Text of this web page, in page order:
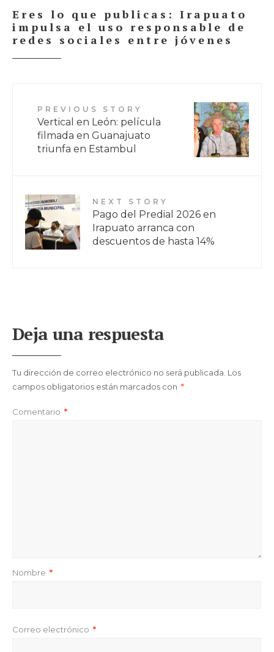
Eres lo que publicas: Irapuato
impulsa el uso responsable de
redes sociales entre jóvenes
PREVIOUS STORY
Vertical en León: película
filmada en Guanajuato
triunfa en Estambul
NEXT STORY
Pago del Predial 2026 en
Irapuato arranca con
descuentos de hasta 14%
Deja una respuesta
Tu dirección de correo electrónico no será publicada. Los
campos obligatorios están marcados con *
Comentario *
Nombre *
Correo electrónico *